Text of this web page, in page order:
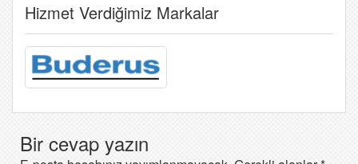
Hizmet Verdiğimiz Markalar
Bir cevap yazın